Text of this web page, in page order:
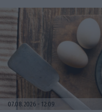
07.08.2026 12:09